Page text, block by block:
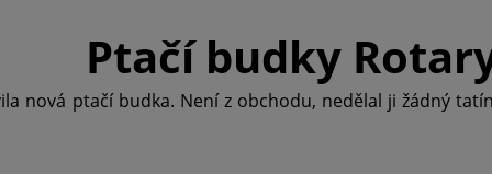
Ptačí budky
nová ptačí budka. Není z obchodu, nedělal ji žádný